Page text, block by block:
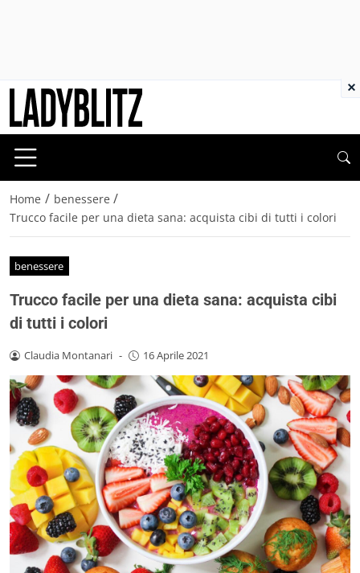
Home / benessere /
Trucco facile per una dieta sana: acquista cibi di tutti i colori
benessere
Trucco facile per una dieta sana: acquista cibi
di tutti i colori
Claudia Montanari - 16 Aprile 2021
×